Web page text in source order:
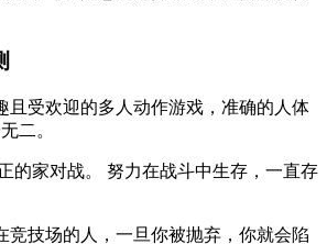
且受欢迎的多人动作游戏，准确的人体
二。
的家对战。 努力在战斗中生存，一直存
竞技场的人，一旦你被抛弃，你就会陷